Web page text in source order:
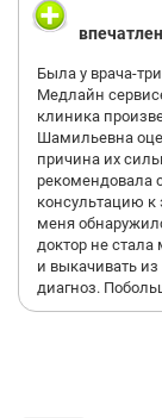
Была у врача-
Медлайн
клиника
Шамильевна
причина их
рекомендовала
консультацию к
меня
доктор не
и выкачивать
диагноз.